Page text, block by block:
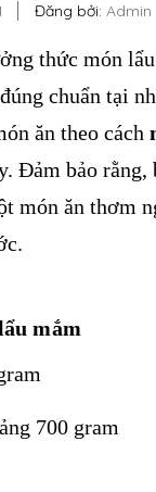
Đăng bởi: Admin
thức món
chuẩn tại
ăn theo cách
Đảm bảo rằng,
món ăn thơm
mắm
700 gram